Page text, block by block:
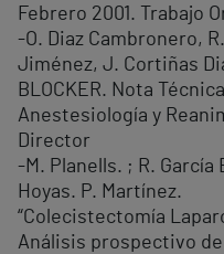
Febrero 2001. Trabajo
-O. Diaz Cambronero,
Jiménez, J. Cortiñas
BLOCKER. Nota
Anestesiología y
Director
-M. Planells. ; R.
Hoyas. P. Martínez.
“Colecistectomía
Análisis prospectivo de